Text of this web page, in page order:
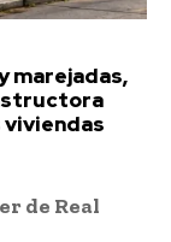
marejadas,
viviendas
de Real